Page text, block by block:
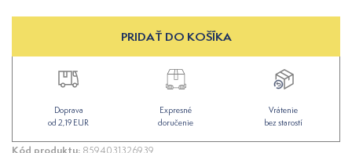
PRIDAŤ DO KOŠÍKA
Doprava
od 2,19 EUR
Expresné
doručenie
Vrátenie
bez starostí
Kód produktu: 8594031326939